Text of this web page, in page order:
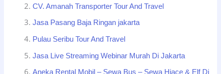
CV. Amanah Transporter Tour And Travel
Jasa Pasang Baja Ringan jakarta
Pulau Seribu Tour And Travel
Jasa Live Streaming Webinar Murah Di Jakarta
Aneka Rental Mobil – Sewa Bus – Sewa Hiace & Elf Di